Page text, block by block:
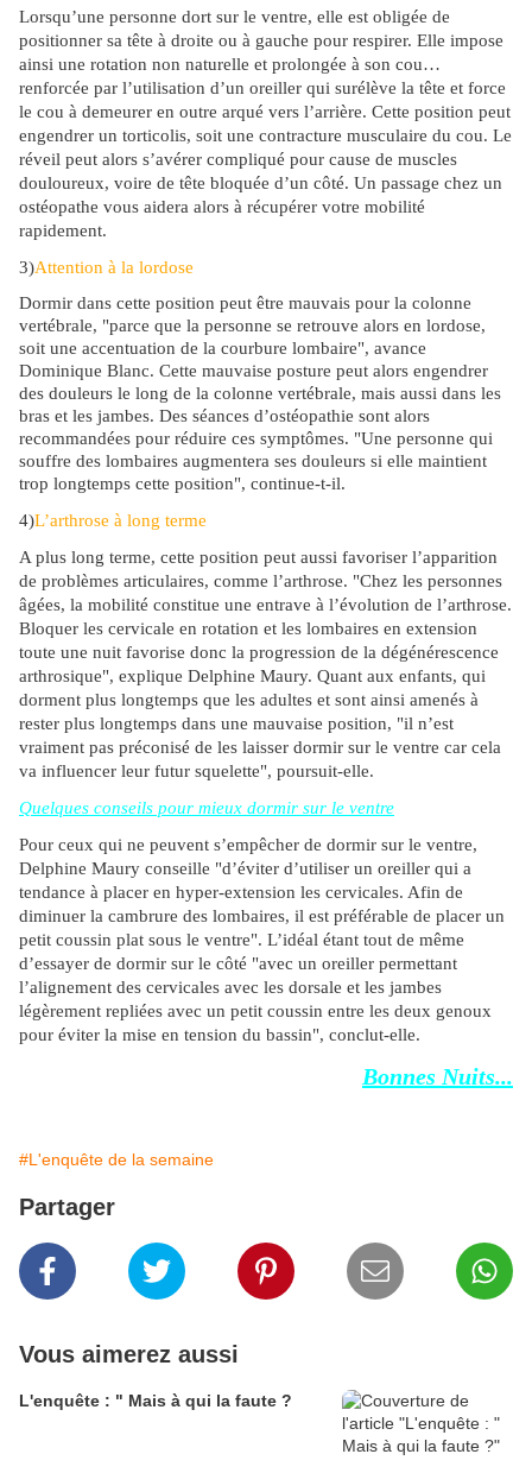
Lorsqu’une personne dort sur le ventre, elle est obligée de
positionner sa tête à droite ou à gauche pour respirer. Elle impose
ainsi une rotation non naturelle et prolongée à son cou…
renforcée par l’utilisation d’un oreiller qui surélève la tête et force
le cou à demeurer en outre arqué vers l’arrière. Cette position peut
engendrer un torticolis, soit une contracture musculaire du cou. Le
réveil peut alors s’avérer compliqué pour cause de muscles
douloureux, voire de tête bloquée d’un côté. Un passage chez un
ostéopathe vous aidera alors à récupérer votre mobilité
rapidement.
3)Attention à la lordose
Dormir dans cette position peut être mauvais pour la colonne
vertébrale, "parce que la personne se retrouve alors en lordose,
soit une accentuation de la courbure lombaire", avance
Dominique Blanc. Cette mauvaise posture peut alors engendrer
des douleurs le long de la colonne vertébrale, mais aussi dans les
bras et les jambes. Des séances d’ostéopathie sont alors
recommandées pour réduire ces symptômes. "Une personne qui
souffre des lombaires augmentera ses douleurs si elle maintient
trop longtemps cette position", continue-t-il.
4)L’arthrose à long terme
A plus long terme, cette position peut aussi favoriser l’apparition
de problèmes articulaires, comme l’arthrose. "Chez les personnes
âgées, la mobilité constitue une entrave à l’évolution de l’arthrose.
Bloquer les cervicale en rotation et les lombaires en extension
toute une nuit favorise donc la progression de la dégénérescence
arthrosique", explique Delphine Maury. Quant aux enfants, qui
dorment plus longtemps que les adultes et sont ainsi amenés à
rester plus longtemps dans une mauvaise position, "il n’est
vraiment pas préconisé de les laisser dormir sur le ventre car cela
va influencer leur futur squelette", poursuit-elle.
Quelques conseils pour mieux dormir sur le ventre
Pour ceux qui ne peuvent s’empêcher de dormir sur le ventre,
Delphine Maury conseille "d’éviter d’utiliser un oreiller qui a
tendance à placer en hyper-extension les cervicales. Afin de
diminuer la cambrure des lombaires, il est préférable de placer un
petit coussin plat sous le ventre". L’idéal étant tout de même
d’essayer de dormir sur le côté "avec un oreiller permettant
l’alignement des cervicales avec les dorsale et les jambes
légèrement repliées avec un petit coussin entre les deux genoux
pour éviter la mise en tension du bassin", conclut-elle.
Bonnes Nuits...
#L'enquête de la semaine
Partager
Vous aimerez aussi
L'enquête : " Mais à qui la faute ?